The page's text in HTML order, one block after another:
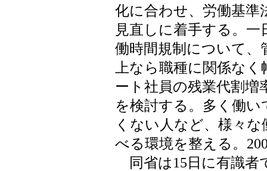
化に合わせ、労働基準
見直しに着手する。
働時間規制について、
上なら職種に関係な
ート社員の残業代割
を検討する。多く働
くない人など、様々
べる環境を整える。
同省は15日に有識者